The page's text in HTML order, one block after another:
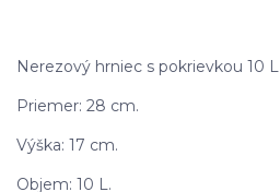
Nerezový hrniec s pokrievkou 10 L
Priemer: 28 cm.
Výška: 17 cm.
Objem: 10 L.